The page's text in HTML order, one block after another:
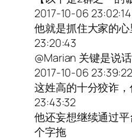
2017-10-06 23:02:14
他就是抓住大家的
23:20:43
@Marian 关键是说
2017-10-06 23:39:22
这姓高的十分狡诈
23:43:32
他还妄想继续通过
个字拖